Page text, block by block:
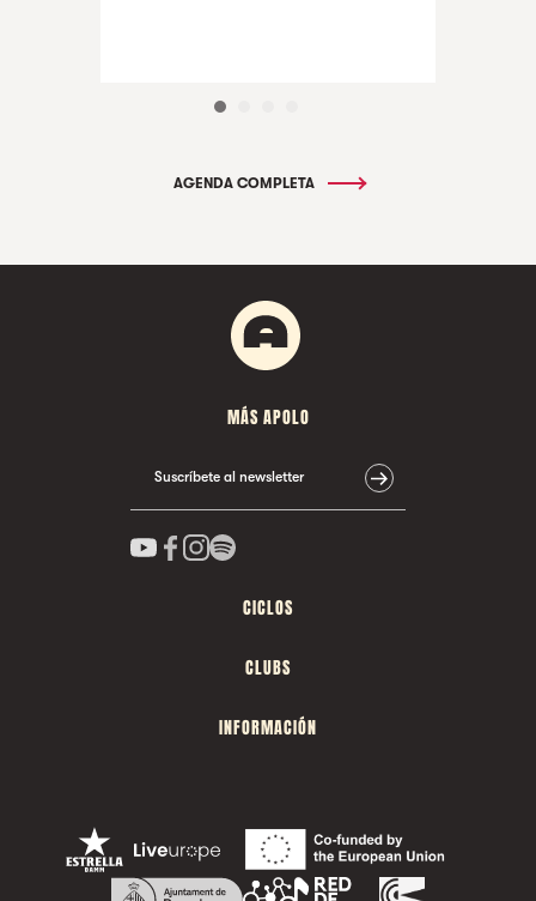
AGENDA COMPLETA
MÁS APOLO
Suscríbete al newsletter
CICLOS
CLUBS
INFORMACIÓN